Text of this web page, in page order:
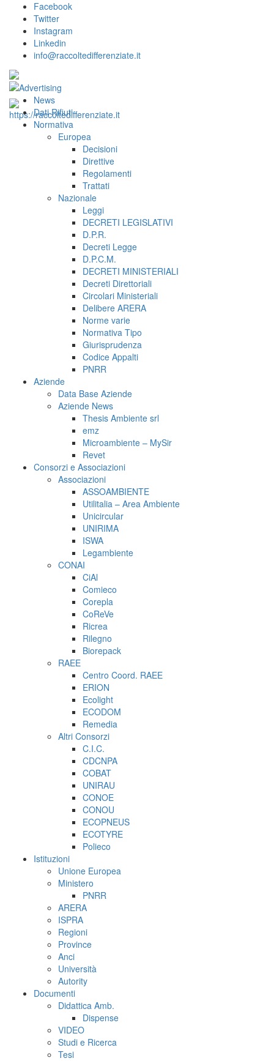
Facebook
Twitter
Instagram
Linkedin
info@raccoltedifferenziate.it
News
Dati Rifiuti
Normativa
Europea
Decisioni
Direttive
Regolamenti
Trattati
Nazionale
Leggi
DECRETI LEGISLATIVI
D.P.R.
Decreti Legge
D.P.C.M.
DECRETI MINISTERIALI
Decreti Direttoriali
Circolari Ministeriali
Delibere ARERA
Norme varie
Normativa Tipo
Giurisprudenza
Codice Appalti
PNRR
Aziende
Data Base Aziende
Aziende News
Thesis Ambiente srl
emz
Microambiente – MySir
Revet
Consorzi e Associazioni
Associazioni
ASSOAMBIENTE
Utilitalia – Area Ambiente
Unicircular
UNIRIMA
ISWA
Legambiente
CONAI
CiAl
Comieco
Corepla
CoReVe
Ricrea
Rilegno
Biorepack
RAEE
Centro Coord. RAEE
ERION
Ecolight
ECODOM
Remedia
Altri Consorzi
C.I.C.
CDCNPA
COBAT
UNIRAU
CONOE
CONOU
ECOPNEUS
ECOTYRE
Polieco
Istituzioni
Unione Europea
Ministero
PNRR
ARERA
ISPRA
Regioni
Province
Anci
Università
Autority
Documenti
Didattica Amb.
Dispense
VIDEO
Studi e Ricerca
Tesi